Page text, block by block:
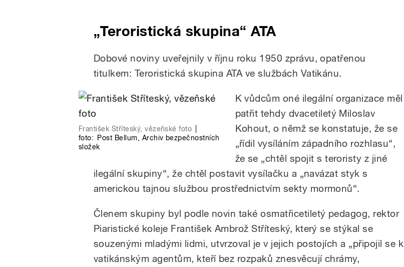
„Teroristická skupina“ ATA
Dobové noviny uveřejnily v říjnu roku 1950 zprávu, opatřenou
titulkem: Teroristická skupina ATA ve službách Vatikánu.
František Stříteský, vězeňské foto
foto:
Post Bellum, Archiv bezpečnostních
složek
K vůdcům oné ilegální organizace měl
patřit tehdy dvacetiletý Miloslav
Kohout, o němž se konstatuje, že se
„řídil vysíláním západního rozhlasu“,
že se „chtěl spojit s teroristy z jiné
ilegální skupiny“, že chtěl postavit vysílačku a „navázat styk s
americkou tajnou službou prostřednictvím sekty mormonů“.
Členem skupiny byl podle novin také osmatřicetiletý pedagog, rektor
Piaristické koleje František Ambrož Stříteský, který se stýkal se
souzenými mladými lidmi, utvrzoval je v jejich postojích a „připojil se k
vatikánským agentům, kteří bez rozpaků znesvěcují chrámy,